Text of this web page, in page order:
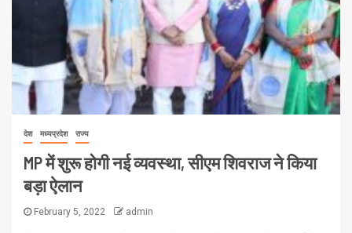
देश मध्यप्रदेश राज्य
MP में शुरू होगी नई व्यवस्था, सीएम शिवराज ने किया
बड़ा ऐलान
February 5, 2022 admin